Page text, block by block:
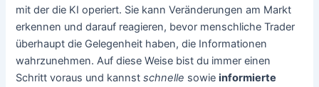
mit der die KI operiert. Sie kann Veränderungen am Markt
erkennen und darauf reagieren, bevor menschliche Trader
überhaupt die Gelegenheit haben, die Informationen
wahrzunehmen. Auf diese Weise bist du immer einen
Schritt voraus und kannstschnelle sowieinformierte